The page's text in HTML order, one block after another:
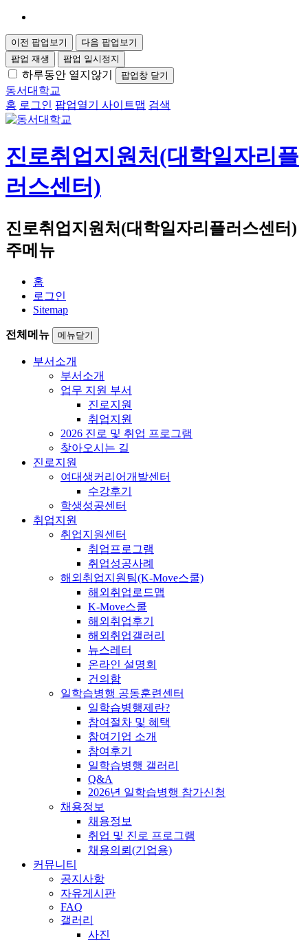
이전 팝업보기
다음 팝업보기
팝업 재생
팝업 일시정지
하루동안 열지않기 팝업창 닫기
동서대학교
홈 로그인 팝업열기 사이트맵 검색
진로취업지원처(대학일자리플
러스센터)
진로취업지원처(대학일자리플러스센터)
주메뉴
홈
로그인
Sitemap
전체메뉴 메뉴닫기
부서소개
부서소개
업무 지원 부서
진로지원
취업지원
2026 진로 및 취업 프로그램
찾아오시는 길
진로지원
여대생커리어개발센터
수강후기
학생성공센터
취업지원
취업지원센터
취업프로그램
취업성공사례
해외취업지원팀(K-Move스쿨)
해외취업로드맵
K-Move스쿨
해외취업후기
해외취업갤러리
뉴스레터
온라인 설명회
건의함
일학습병행 공동훈련센터
일학습병행제란?
참여절차 및 혜택
참여기업 소개
참여후기
일학습병행 갤러리
Q&A
2026년 일학습병행 참가신청
채용정보
채용정보
취업 및 진로 프로그램
채용의뢰(기업용)
커뮤니티
공지사항
자유게시판
FAQ
갤러리
사진